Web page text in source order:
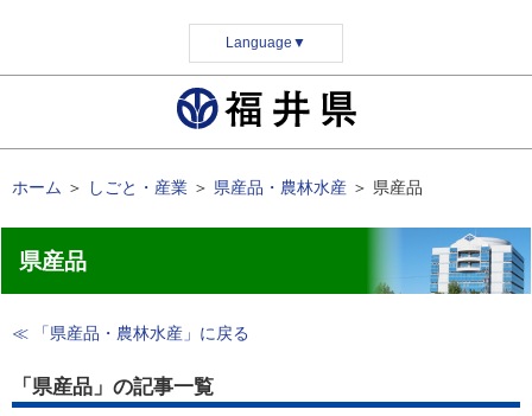
Language ▼
ホーム ＞ しごと・産業 ＞ 県産品・農林水産 ＞ 県産品
県産品
≪ 「県産品・農林水産」に戻る
「県産品」の記事一覧